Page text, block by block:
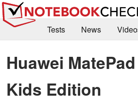
Tests News
Kaufberatung
Deals Suche
Forum
Huawei
Kids Edition